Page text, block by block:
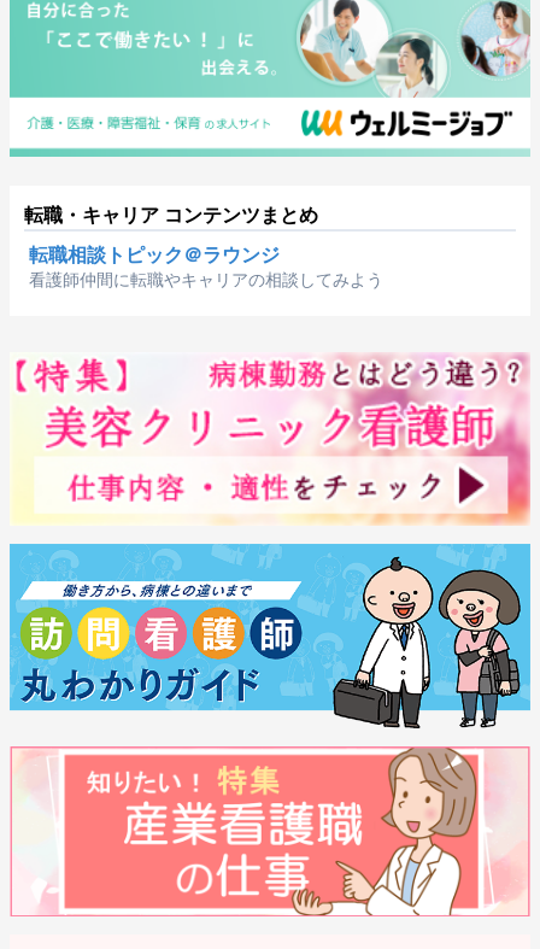
転職・キャリア コンテンツまとめ
転職相談トピック＠ラウンジ
看護師仲間に転職やキャリアの相談してみよう